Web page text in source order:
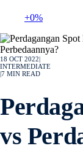
+0%
18 OCT 2022
INTERMEDIATE
7 MIN READ
vs